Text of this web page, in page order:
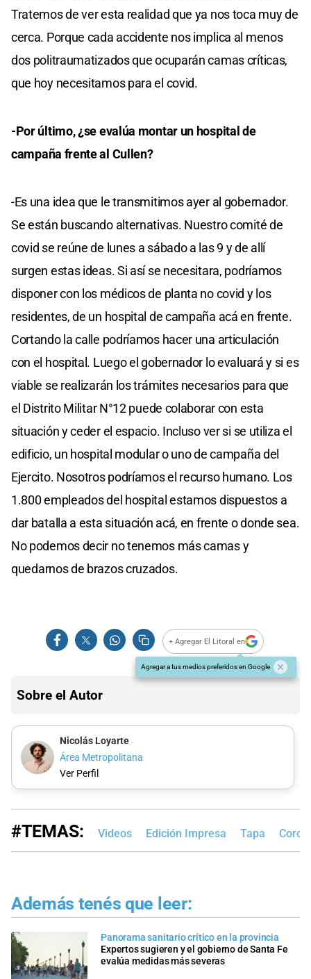
Tratemos de ver esta realidad que ya nos toca muy de
cerca. Porque cada accidente nos implica al menos
dos politraumatizados que ocuparán camas críticas,
que hoy necesitamos para el covid.
-Por último, ¿se evalúa montar un hospital de
campaña frente al Cullen?
-Es una idea que le transmitimos ayer al gobernador.
Se están buscando alternativas. Nuestro comité de
covid se reúne de lunes a sábado a las 9 y de allí
surgen estas ideas. Si así se necesitara, podríamos
disponer con los médicos de planta no covid y los
residentes, de un hospital de campaña acá en frente.
Cortando la calle podríamos hacer una articulación
con el hospital. Luego el gobernador lo evaluará y si es
viable se realizarán los trámites necesarios para que
el Distrito Militar N°12 puede colaborar con esta
situación y ceder el espacio. Incluso ver si se utiliza el
edificio, un hospital modular o uno de campaña del
Ejercito. Nosotros podríamos el recurso humano. Los
1.800 empleados del hospital estamos dispuestos a
dar batalla a esta situación acá, en frente o donde sea.
No podemos decir no tenemos más camas y
quedarnos de brazos cruzados.
+ Agregar El Litoral en
Agregar a tus medios preferidos en Google
Sobre el Autor
Nicolás Loyarte
Área Metropolitana
Ver Perfil
#TEMAS: Videos Edición Impresa Tapa
Además tenés que leer:
Panorama sanitario crítico en la provincia
Expertos sugieren y el gobierno de Santa Fe
evalúa medidas más severas